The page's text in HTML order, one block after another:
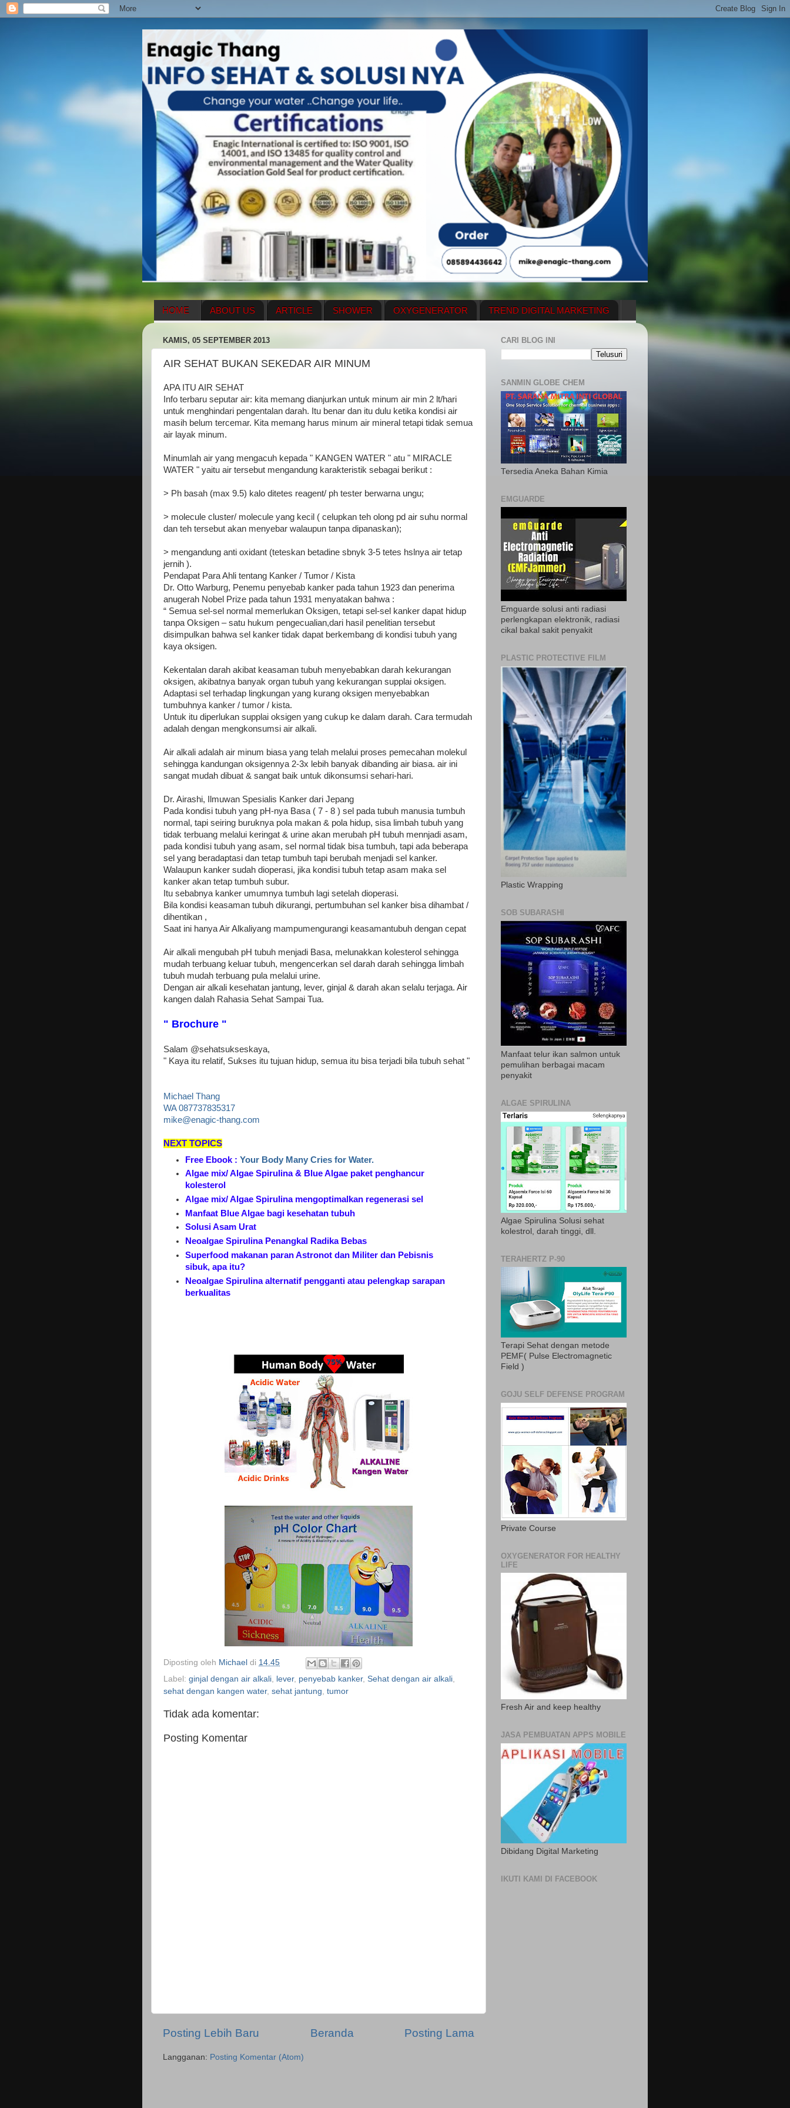
HOME ABOUT US ARTICLE SHOWER OXYGENERATOR TREND DIGITAL MARKETING
ENAGIC COMPENSATION PLAN MENUS
KAMIS, 05 SEPTEMBER 2013
AIR SEHAT BUKAN SEKEDAR AIR MINUM
APA ITU AIR SEHAT
Info terbaru seputar air: kita memang dianjurkan untuk minum air min 2 lt/hari
untuk menghindari pengentalan darah. Itu benar dan itu dulu ketika kondisi air
masih belum tercemar. Kita memang harus minum air mineral tetapi tidak semua
air layak minum.
Minumlah air yang mengacuh kepada " KANGEN WATER " atu " MIRACLE
WATER " yaitu air tersebut mengandung karakteristik sebagai berikut :
> Ph basah (max 9.5) kalo ditetes reagent/ ph tester berwarna ungu;
> molecule cluster/ molecule yang kecil ( celupkan teh olong pd air suhu normal
dan teh tersebut akan menyebar walaupun tanpa dipanaskan);
> mengandung anti oxidant (teteskan betadine sbnyk 3-5 tetes hslnya air tetap
jernih ).
Pendapat Para Ahli tentang Kanker / Tumor / Kista
Dr. Otto Warburg, Penemu penyebab kanker pada tahun 1923 dan penerima
anugerah Nobel Prize pada tahun 1931 menyatakan bahwa :
“ Semua sel-sel normal memerlukan Oksigen, tetapi sel-sel kanker dapat hidup
tanpa Oksigen – satu hukum pengecualian,dari hasil penelitian tersebut
disimpulkan bahwa sel kanker tidak dapat berkembang di kondisi tubuh yang
kaya oksigen.
Kekentalan darah akibat keasaman tubuh menyebabkan darah kekurangan
oksigen, akibatnya banyak organ tubuh yang kekurangan supplai oksigen.
Adaptasi sel terhadap lingkungan yang kurang oksigen menyebabkan
tumbuhnya kanker / tumor / kista.
Untuk itu diperlukan supplai oksigen yang cukup ke dalam darah. Cara termudah
adalah dengan mengkonsumsi air alkali.
Air alkali adalah air minum biasa yang telah melalui proses pemecahan molekul
sehingga kandungan oksigennya 2-3x lebih banyak dibanding air biasa. air ini
sangat mudah dibuat & sangat baik untuk dikonsumsi sehari-hari.
Dr. Airashi, Ilmuwan Spesialis Kanker dari Jepang
Pada kondisi tubuh yang pH-nya Basa ( 7 - 8 ) sel pada tubuh manusia tumbuh
normal, tapi seiring buruknya pola makan & pola hidup, sisa limbah tubuh yang
tidak terbuang melalui keringat & urine akan merubah pH tubuh mennjadi asam,
pada kondisi tubuh yang asam, sel normal tidak bisa tumbuh, tapi ada beberapa
sel yang beradaptasi dan tetap tumbuh tapi berubah menjadi sel kanker.
Walaupun kanker sudah dioperasi, jika kondisi tubuh tetap asam maka sel
kanker akan tetap tumbuh subur.
Itu sebabnya kanker umumnya tumbuh lagi setelah dioperasi.
Bila kondisi keasaman tubuh dikurangi, pertumbuhan sel kanker bisa dihambat /
dihentikan ,
Saat ini hanya Air Alkaliyang mampumengurangi keasamantubuh dengan cepat
Air alkali mengubah pH tubuh menjadi Basa, melunakkan kolesterol sehingga
mudah terbuang keluar tubuh, mengencerkan sel darah darah sehingga limbah
tubuh mudah terbuang pula melalui urine.
Dengan air alkali kesehatan jantung, lever, ginjal & darah akan selalu terjaga. Air
kangen dalah Rahasia Sehat Sampai Tua.
" Brochure "
Salam @sehatsukseskaya,
" Kaya itu relatif, Sukses itu tujuan hidup, semua itu bisa terjadi bila tubuh sehat "
Michael Thang
WA 087737835317
mike@enagic-thang.com
NEXT TOPICS
Free Ebook :Your Body Many Cries for Water.
Algae mix/ Algae Spirulina & Blue Algae paket penghancur
kolesterol
Algae mix/ Algae Spirulina mengoptimalkan regenerasi sel
Manfaat Blue Algae bagi kesehatan tubuh
Solusi Asam Urat
Neoalgae Spirulina Penangkal Radika Bebas
Superfood makanan paran Astronot dan Militer dan Pebisnis
sibuk, apa itu?
Neoalgae Spirulina alternatif pengganti atau pelengkap sarapan
berkualitas
Diposting oleh Michael di 14.45
Label: ginjal dengan air alkali lever, penyebab kanker, Sehat dengan air alkali
sehat dengan kangen water, sehat jantung tumor
Tidak ada komentar:
Posting Komentar
Posting Lebih Baru Posting Lama
Beranda
Langganan: Posting Komentar (Atom)
CARI BLOG INI
SANMIN GLOBE CHEM
Tersedia Aneka Bahan Kimia
EMGUARDE
Emguarde solusi anti radiasi
perlengkapan elektronik, radiasi
cikal bakal sakit penyakit
PLASTIC PROTECTIVE FILM
Plastic Wrapping
SOB SUBARASHI
Manfaat telur ikan salmon untuk
pemulihan berbagai macam
penyakit
ALGAE SPIRULINA
Algae Spirulina Solusi sehat
kolestrol, darah tinggi, dll.
TERAHERTZ P-90
Terapi Sehat dengan metode
PEMF( Pulse Electromagnetic
Field )
GOJU SELF DEFENSE PROGRAM
Private Course
OXYGENERATOR FOR HEALTHY
LIFE
Fresh Air and keep healthy
JASA PEMBUATAN APPS MOBILE
Dibidang Digital Marketing
IKUTI KAMI DI FACEBOOK